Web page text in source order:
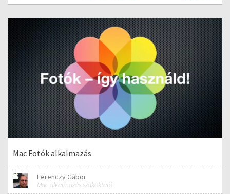
Mac Fotók alkalmazás
Ferenczy Gábor
Mac alkalmazás szakoktató